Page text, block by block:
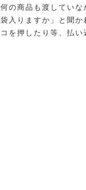
の商品も渡してい
入りますか」と聞
を押したり等、払